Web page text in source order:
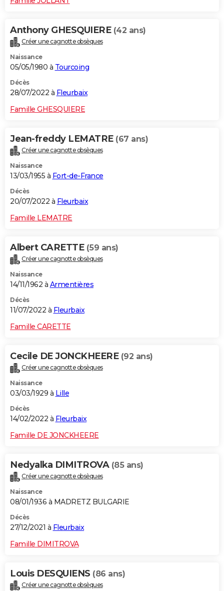
Anthony GHESQUIERE (42 ans)
Créer une cagnotte obsèques
Naissance
05/05/1980 à Tourcoing
Décès
28/07/2022 à Fleurbaix
Famille GHESQUIERE
Jean-freddy LEMATRE (67 ans)
Créer une cagnotte obsèques
Naissance
13/03/1955 à Fort-de-France
Décès
20/07/2022 à Fleurbaix
Famille LEMATRE
Albert CARETTE (59 ans)
Créer une cagnotte obsèques
Naissance
14/11/1962 à Armentières
Décès
11/07/2022 à Fleurbaix
Famille CARETTE
Cecile DE JONCKHEERE (92 ans)
Créer une cagnotte obsèques
Naissance
03/03/1929 à Lille
Décès
14/02/2022 à Fleurbaix
Famille DE JONCKHEERE
Nedyalka DIMITROVA (85 ans)
Créer une cagnotte obsèques
Naissance
08/01/1936 à MADRETZ BULGARIE
Décès
27/12/2021 à Fleurbaix
Famille DIMITROVA
Louis DESQUIENS (86 ans)
Créer une cagnotte obsèques